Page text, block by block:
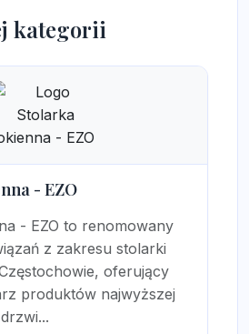
kategorii
- EZO
- EZO to renomowany
z zakresu stolarki
oferujący
produktów najwyższej